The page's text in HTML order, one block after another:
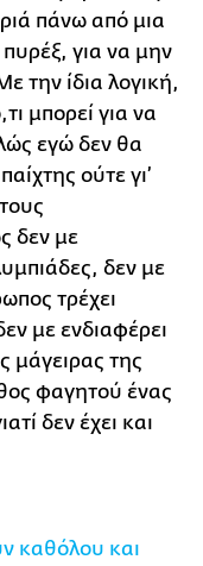
πάνω από μια
για να μην
την ίδια λογική,
μπορεί για να
εγώ δεν θα
ούτε γι’
δεν με
δεν με
τρέχει
με ενδιαφέρει
μάγειρας της
φαγητού ένας
δεν έχει και
καθόλου και